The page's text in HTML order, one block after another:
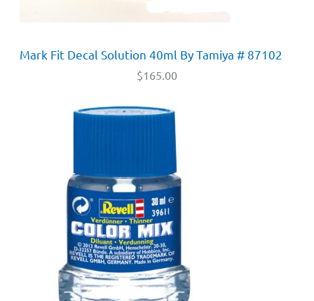
Mark Fit Decal Solution 40ml By Tamiya # 87102
$165.00